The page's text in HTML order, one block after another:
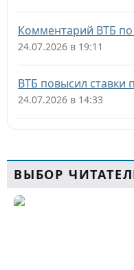
Комментарий ВТБ
24.07.2026 в 19:11
ВТБ повысил ставки
24.07.2026 в 14:33
ВЫБОР